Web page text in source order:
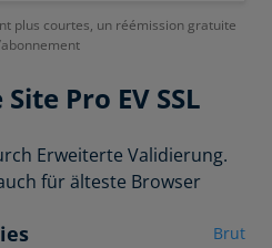
Pro EV SSL
Erweiterte Validierung.
für älteste Browser
Brut
plus courtes, un réémission gratuite